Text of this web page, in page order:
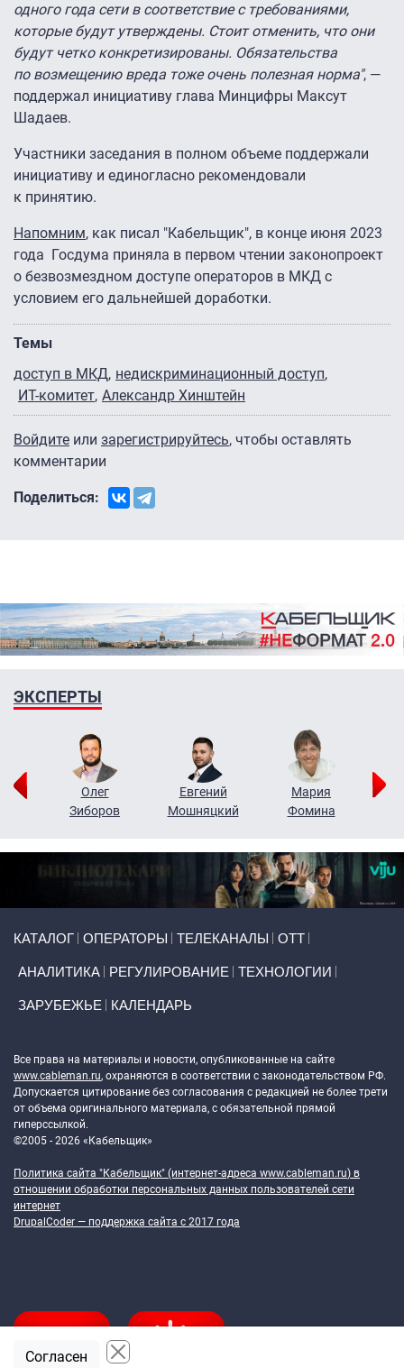
одного года сети в соответствие с требованиями,
которые будут утверждены. Стоит отменить, что они
будут четко конкретизированы. Обязательства
по возмещению вреда тоже очень полезная норма", —
поддержал инициативу глава Минцифры Максут
Шадаев.
Участники заседания в полном объеме поддержали
инициативу и единогласно рекомендовали
к принятию.
Напомним, как писал "Кабельщик", в конце июня 2023
года Госдума приняла в первом чтении законопроект
о безвозмездном доступе операторов в МКД с
условием его дальнейшей доработки.
Темы
доступ в МКД недискриминационный доступ
ИТ-комитет Александр Хинштейн
Войдите или зарегистрируйтесь, чтобы оставлять
комментарии
Поделиться:
ЭКСПЕРТЫ
Олег
Зиборов
Евгений
Мошняцкий
Мария
Фомина
КАТАЛОГ ОПЕРАТОРЫ ТЕЛЕКАНАЛЫ ОТТ
АНАЛИТИКА РЕГУЛИРОВАНИЕ ТЕХНОЛОГИИ
ЗАРУБЕЖЬЕ КАЛЕНДАРЬ
Все права на материалы и новости, опубликованные на сайте
www.cableman.ru, охраняются в соответствии с законодательством РФ.
Допускается цитирование без согласования с редакцией не более трети
от объема оригинального материала, с обязательной прямой
гиперссылкой.
©2005 - 2026 «Кабельщик»
Политика сайта "Кабельщик" (интернет-адреса www.cableman.ru) в
отношении обработки персональных данных пользователей сети
интернет
DrupalCoder — поддержка сайта c 2017 года
Согласен